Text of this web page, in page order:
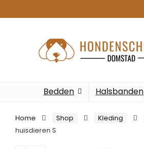
Bedden Halsbanden
Home Shop Kleding
huisdieren S